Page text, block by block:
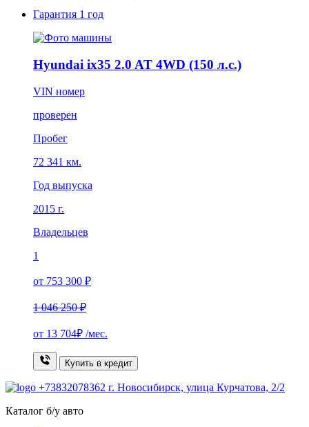
Гарантия 1 год
Hyundai ix35 2.0 AT 4WD (150 л.с.)
VIN номер
проверен
Пробег
72 341 км.
Год выпуска
2015 г.
Владельцев
1
от 753 300 ₽
1 046 250 ₽
от 13 704₽ /мес.
Купить в кредит
+73832078362 г. Новосибирск, улица Курчатова, 2/2
Каталог б/у авто